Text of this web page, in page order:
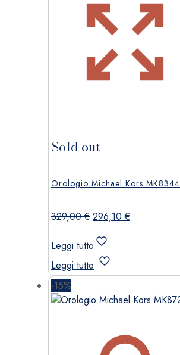
Sold out
Orologio Michael Kors MK8344
329,00€ Il
originale
era:
329,00 €.
296,10€
296,10 €.
Leggi tutto
Leggi tutto
-15%